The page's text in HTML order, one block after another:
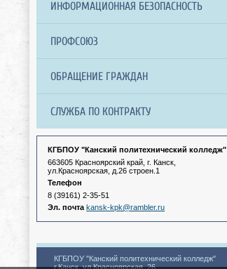
ИНФОРМАЦИОННАЯ БЕЗОПАСНОСТЬ
ПРОФСОЮЗ
ОБРАЩЕНИЕ ГРАЖДАН
СЛУЖБА ПО КОНТРАКТУ
КГБПОУ "Канский политехнический колледж"
663605 Красноярский край, г. Канск,
ул.Красноярская, д.26 строен.1
Телефон
8 (39161) 2-35-51
Эл. почта kansk-kpk@rambler.ru
КГБПОУ "Канский политехнический колледж"
г.Канск, ул.Красноярская, 26